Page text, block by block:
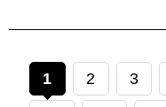
1 2 3